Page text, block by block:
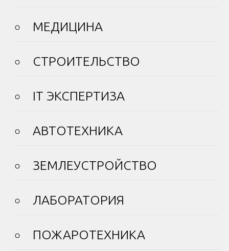
МЕДИЦИНА
СТРОИТЕЛЬСТВО
IT ЭКСПЕРТИЗА
АВТОТЕХНИКА
ЗЕМЛЕУСТРОЙСТВО
ЛАБОРАТОРИЯ
ПОЖАРОТЕХНИКА